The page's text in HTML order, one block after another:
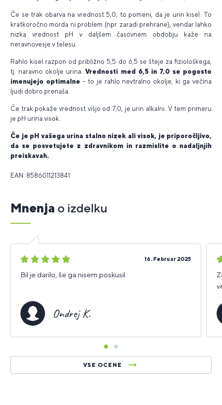
Če se trak obarva na vrednost 5,0, to pomeni, da je urin kisel. To
kratkoročno morda ni problem (npr. zaradi prehrane), vendar lahko
nizka vrednost pH v daljšem časovnem obdobju kaže na
neravnovesje v telesu.
Rahlo kisel razpon od približno 5,5 do 6,5 se šteje za fiziološkega,
tj. naravno okolje urina.Vrednosti med 6,5 in 7,0 se pogosto
imenujejo optimalne– to je rahlo nevtralno okolje, ki ga večina
ljudi dobro prenaša.
Če trak pokaže vrednost višjo od 7,0, je urin alkalni. V tem primeru
je pH urina visok.
Če je pH vašega urina stalno nizek ali visok, je priporočljivo,
da se posvetujete z zdravnikom in razmislite o nadaljnjih
preiskavah.
EAN: 8586011213841
Mnenja o izdelku
VSE OCENE
5
16. Februar 2025
Bil je darilo, še ga nisem poskusil.
Ondrej K.
5